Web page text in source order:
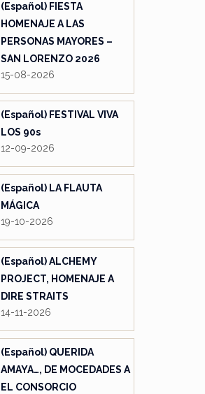
(Español) FIESTA
HOMENAJE A LAS
PERSONAS MAYORES –
SAN LORENZO 2026
15-08-2026
(Español) FESTIVAL VIVA
LOS 90s
12-09-2026
(Español) LA FLAUTA
MÁGICA
19-10-2026
(Español) ALCHEMY
PROJECT, HOMENAJE A
DIRE STRAITS
14-11-2026
(Español) QUERIDA
AMAYA…, DE MOCEDADES A
EL CONSORCIO